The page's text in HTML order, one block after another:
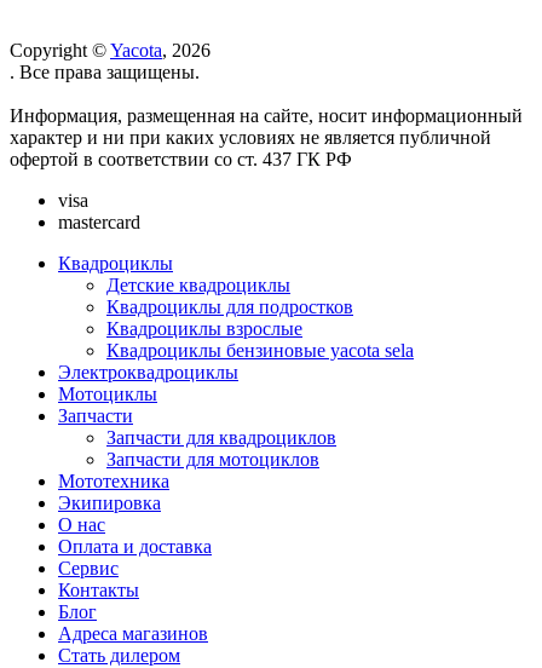
Copyright ©Yacota, 2026
. Все права защищены.
Информация, размещенная на сайте, носит информационный
характер и ни при каких условиях не является публичной
офертой в соответствии со ст. 437 ГК РФ
visa
mastercard
Квадроциклы
Детские квадроциклы
Квадроциклы для подростков
Квадроциклы взрослые
Квадроциклы бензиновые yacota sela
Электроквадроциклы
Мотоциклы
Запчасти
Запчасти для квадроциклов
Запчасти для мотоциклов
Мототехника
Экипировка
О нас
Оплата и доставка
Сервис
Контакты
Блог
Адреса магазинов
Стать дилером